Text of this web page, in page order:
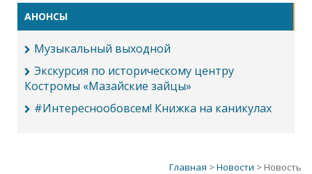
АНОНСЫ
Музыкальный выходной
Экскурсия по историческому центру
Костромы «Мазайские зайцы»
#Интереснообовсем! Книжка на каникулах
Главная >Новости > Новость